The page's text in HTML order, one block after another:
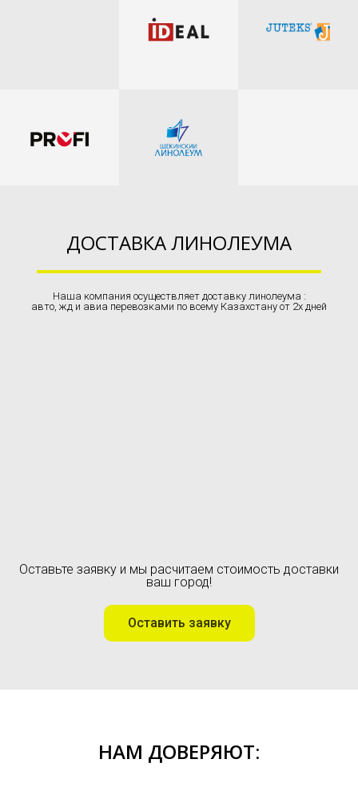
ДОСТАВКА ЛИНОЛЕУМА
Наша компания осуществляет доставку линолеума :
авто, жд и авиа перевозками по всему Казахстану от 2х дней
Оставьте заявку и мы расчитаем стоимость доставки
ваш город!
Оставить заявку
НАМ ДОВЕРЯЮТ: